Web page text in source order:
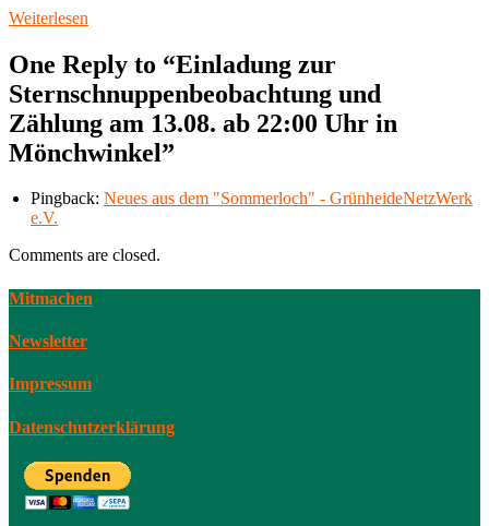
Weiterlesen
One Reply to “Einladung zur
Sternschnuppenbeobachtung und
Zählung am 13.08. ab 22:00 Uhr in
Mönchwinkel”
Pingback: Neues aus dem "Sommerloch" - GrünheideNetzWerk
e.V.
Comments are closed.
Mitmachen
Newsletter
Impressum
Datenschutzerklärung